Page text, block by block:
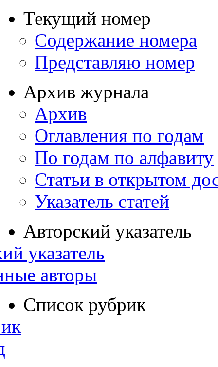
Текущий номер
Содержание номера
Представляю номер
Архив журнала
Архив
Оглавления по годам
По годам по алфавиту
Статьи в открытом
Указатель статей
Авторский указатель
указатель
авторы
Список рубрик